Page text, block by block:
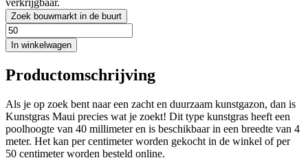
Zoek bouwmarkt in de buurt
In winkelwagen
Productomschrijving
Als je op zoek bent naar een zacht en duurzaam kunstgazon, dan is
Kunstgras Maui precies wat je zoekt! Dit type kunstgras heeft een
poolhoogte van 40 millimeter en is beschikbaar in een breedte van 4
meter. Het kan per centimeter worden gekocht in de winkel of per
50 centimeter worden besteld online.